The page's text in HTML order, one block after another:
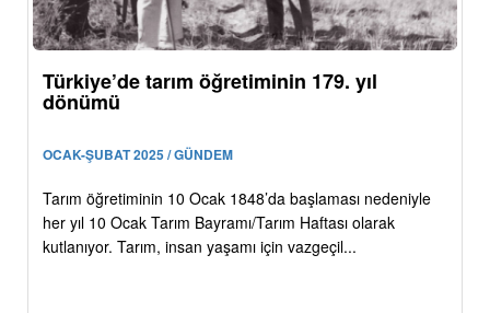
Türkiye’de tarım öğretiminin 179. yıl
dönümü
OCAK-ŞUBAT 2025 / GÜNDEM
Tarım öğretiminin 10 Ocak 1848’da başlaması nedeniyle
her yıl 10 Ocak Tarım Bayramı/Tarım Haftası olarak
kutlanıyor. Tarım, insan yaşamı için vazgeçil...